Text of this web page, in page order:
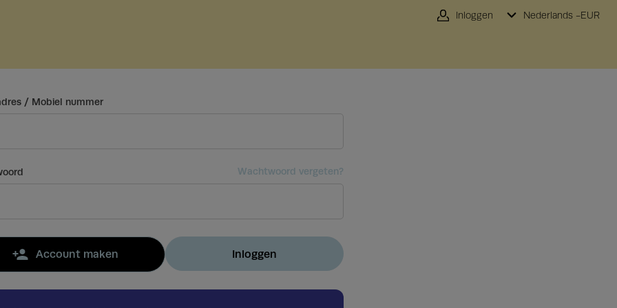
Inloggen Nederlands -EUR
/ Mobiel nummer
Wachtwoord vergeten?
Account maken Inloggen